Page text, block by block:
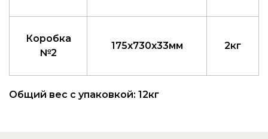
Коробка
№2
175x730x33мм 2кг
Общий вес с упаковкой: 12кг